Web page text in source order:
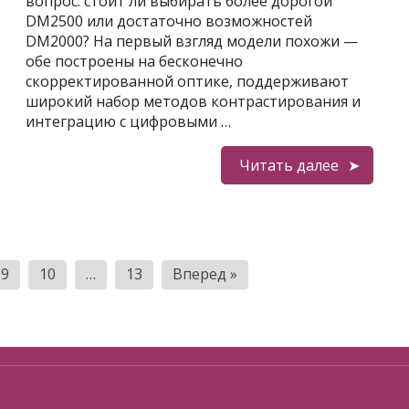
DM2500 или достаточно возможностей
DM2000? На первый взгляд модели похожи —
обе построены на бесконечно
скорректированной оптике, поддерживают
широкий набор методов контрастирования и
интеграцию с цифровыми …
Читать далее
9 10 … 13 Вперед »